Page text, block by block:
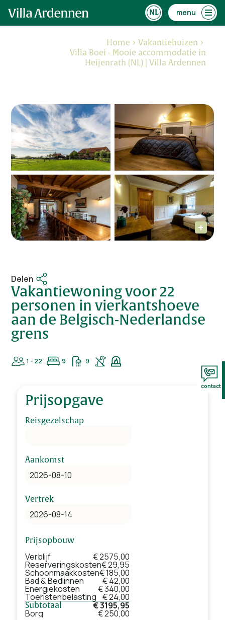
menu
Home
Vakantiehuizen
Villa Boei - Mooie accommodatie in
Heijenrath (NL) | Villa Ardennen
Delen
Vakantiewoning voor 22
personen in vierkantshoeve
aan de Belgisch-Nederlandse
grens
1 - 22 9 9
Prijsopgave
Reisgezelschap
Aankomst
Vertrek
Prijsopbouw
Verblijf € 2575,00
Reserveringskosten€ 29,95
Schoonmaakkosten€ 185,00
Bad & Bedlinnen € 42,00
Energiekosten € 340,00
Toeristenbelasting € 24,00
Subtotaal € 3195,95
Borg
€ 250,00
contact